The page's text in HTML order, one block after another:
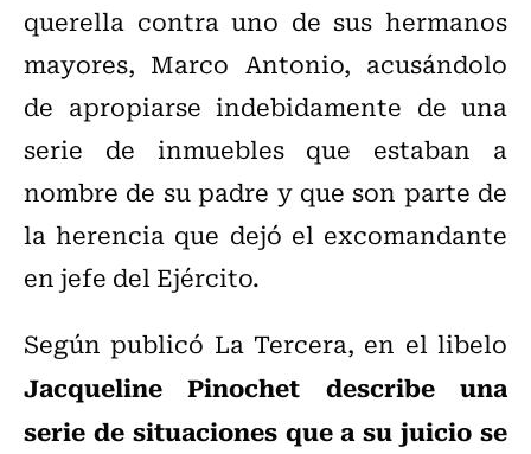
querella contra uno de sus hermanos
mayores, Marco Antonio, acusándolo
de apropiarse indebidamente de una
serie de inmuebles que estaban a
nombre de su padre y que son parte de
la herencia que dejó el excomandante
en jefe del Ejército.
Según publicó La Tercera, en el libelo
Jacqueline Pinochet describe una
serie de situaciones que a su juicio se